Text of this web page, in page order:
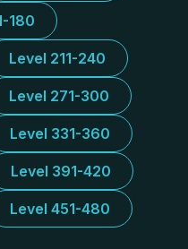
180
Level 211-240
Level 271-300
Level 331-360
Level 391-420
Level 451-480